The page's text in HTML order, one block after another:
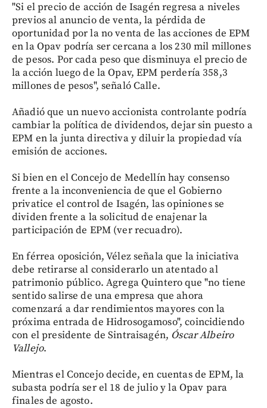
"Si el precio de acción de Isagén regresa a niveles
previos al anuncio de venta, la pérdida de
oportunidad por la no venta de las acciones de EPM
en la Opav podría ser cercana a los 230 mil millones
de pesos. Por cada peso que disminuya el precio de
la acción luego de la Opav, EPM perdería 358,3
millones de pesos", señaló Calle.
Añadió que un nuevo accionista controlante podría
cambiar la política de dividendos, dejar sin puesto a
EPM en la junta directiva y diluir la propiedad vía
emisión de acciones.
Si bien en el Concejo de Medellín hay consenso
frente a la inconveniencia de que el Gobierno
privatice el control de Isagén, las opiniones se
dividen frente a la solicitud de enajenar la
participación de EPM (ver recuadro).
En férrea oposición, Vélez señala que la iniciativa
debe retirarse al considerarlo un atentado al
patrimonio público. Agrega Quintero que "no tiene
sentido salirse de una empresa que ahora
comenzará a dar rendimientos mayores con la
próxima entrada de Hidrosogamoso", coincidiendo
con el presidente de Sintraisagén, Óscar Albeiro
Vallejo.
Mientras el Concejo decide, en cuentas de EPM, la
subasta podría ser el 18 de julio y la Opav para
finales de agosto.